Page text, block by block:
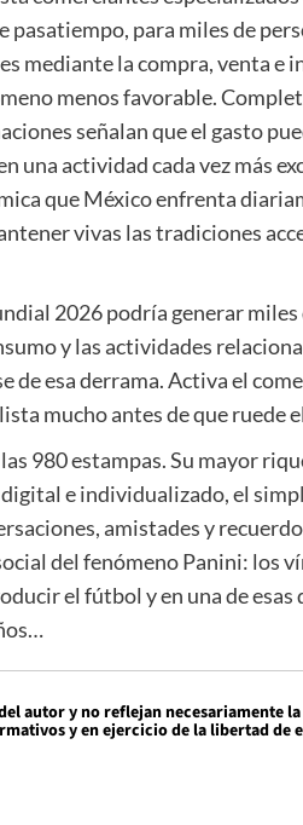
pasatiempo, para miles de
mediante la compra, venta e
menos favorable.
señalan que el gasto
una actividad cada vez más
que México enfrenta
vivas las tradiciones
2026 podría generar
y las actividades
de esa derrama. Activa el
mucho antes de que ruede
980 estampas. Su mayor
e individualizado, el
amistades y
del fenómeno Panini: los
el fútbol y en una de esas
autor y no reflejan necesariamente
y en ejercicio de la libertad de